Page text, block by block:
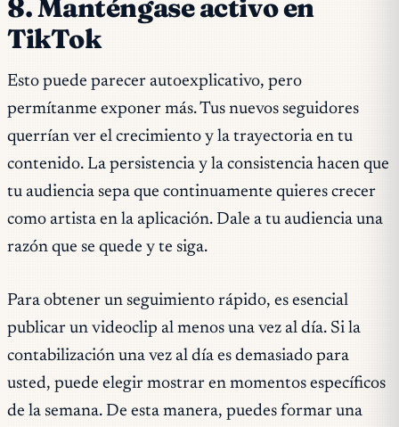
8. Manténgase activo en
TikTok
Esto puede parecer autoexplicativo, pero
permítanme exponer más. Tus nuevos seguidores
querrían ver el crecimiento y la trayectoria en tu
contenido. La persistencia y la consistencia hacen que
tu audiencia sepa que continuamente quieres crecer
como artista en la aplicación. Dale a tu audiencia una
razón que se quede y te siga.
Para obtener un seguimiento rápido, es esencial
publicar un videoclip al menos una vez al día. Si la
contabilización una vez al día es demasiado para
usted, puede elegir mostrar en momentos específicos
de la semana. De esta manera, puedes formar una